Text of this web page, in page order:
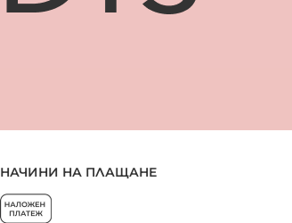
НАЧИНИ НА ПЛАЩАНЕ